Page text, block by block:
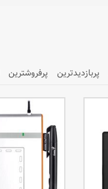
پربازدیدترین پرفروشترین